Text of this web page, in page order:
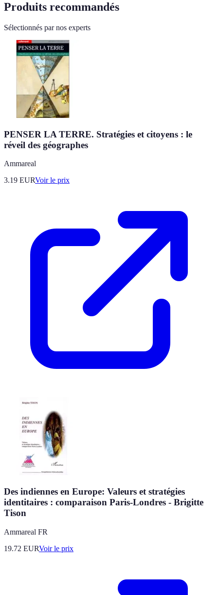
Produits recommandés
Sélectionnés par nos experts
PENSER LA TERRE. Stratégies et citoyens : le
réveil des géographes
Ammareal
3.19 EURVoir le prix
Des indiennes en Europe: Valeurs et stratégies
identitaires : comparaison Paris-Londres - Brigitte
Tison
Ammareal FR
19.72 EURVoir le prix